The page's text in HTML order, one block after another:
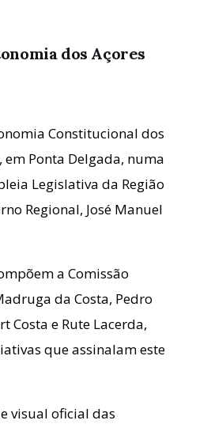
dos Açores
Constitucional dos
Ponta Delgada, numa
Legislativa da Região
Regional, José Manuel
a Comissão
da Costa, Pedro
Costa e Rute Lacerda,
que assinalam este
visual oficial das